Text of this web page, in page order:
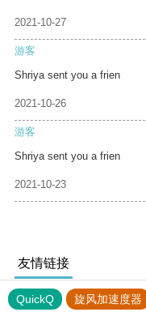
2021-10-27
游客
Shriya sent you a frien
2021-10-26
游客
Shriya sent you a frien
2021-10-23
友情链接
QuickQ 旋风加速度器